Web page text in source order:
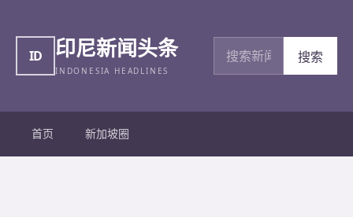
ID 印尼新闻头条
INDONESIA HEADLINES
搜索新闻
搜索
首页 新加坡圈